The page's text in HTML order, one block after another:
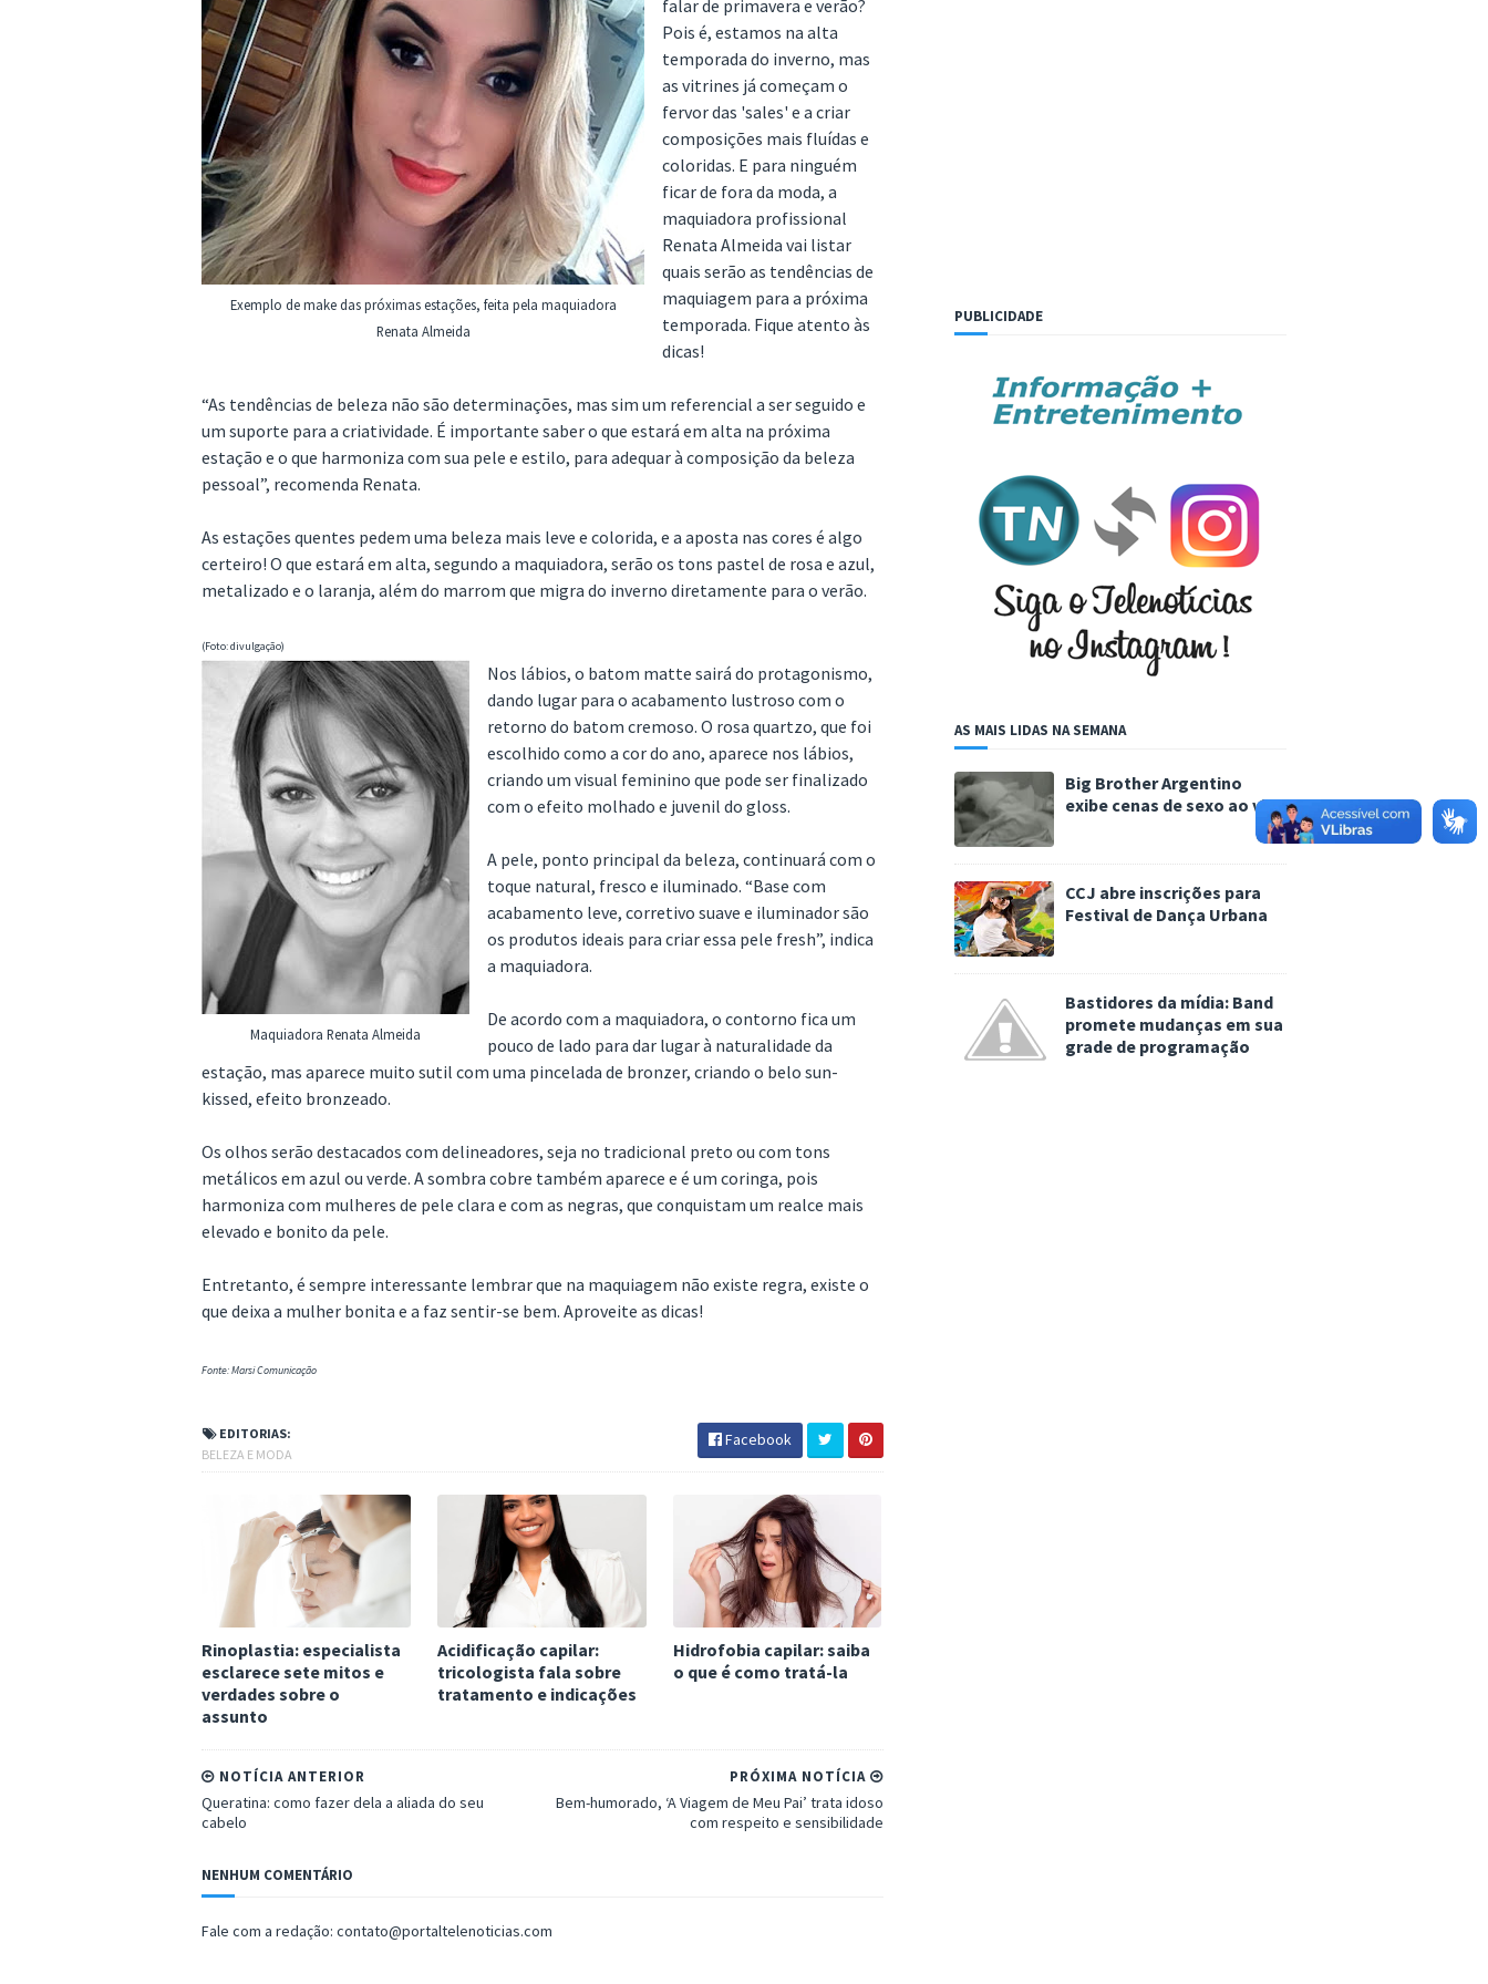
Exemplo de make das próximas estações, feita pela maquiadora
Renata Almeida
falar de primavera e verão?
Pois é, estamos na alta
temporada do inverno, mas
as vitrines já começam o
fervor das 'sales' e a criar
composições mais fluídas e
coloridas. E para ninguém
ficar de fora da moda, a
maquiadora profissional
Renata Almeida vai listar
quais serão as tendências de
maquiagem para a próxima
temporada. Fique atento às
dicas!
“As tendências de beleza não são determinações, mas sim um referencial a ser seguido e
um suporte para a criatividade. É importante saber o que estará em alta na próxima
estação e o que harmoniza com sua pele e estilo, para adequar à composição da beleza
pessoal”, recomenda Renata.
As estações quentes pedem uma beleza mais leve e colorida, e a aposta nas cores é algo
certeiro! O que estará em alta, segundo a maquiadora, serão os tons pastel de rosa e azul,
metalizado e o laranja, além do marrom que migra do inverno diretamente para o verão.
(Foto: divulgação)
Maquiadora Renata Almeida
Nos lábios, o batom matte sairá do protagonismo,
dando lugar para o acabamento lustroso com o
retorno do batom cremoso. O rosa quartzo, que foi
escolhido como a cor do ano, aparece nos lábios,
criando um visual feminino que pode ser finalizado
com o efeito molhado e juvenil do gloss.
A pele, ponto principal da beleza, continuará com o
toque natural, fresco e iluminado. “Base com
acabamento leve, corretivo suave e iluminador são
os produtos ideais para criar essa pele fresh”, indica
a maquiadora.
De acordo com a maquiadora, o contorno fica um
pouco de lado para dar lugar à naturalidade da
estação, mas aparece muito sutil com uma pincelada de bronzer, criando o belo sun-
kissed, efeito bronzeado.
Os olhos serão destacados com delineadores, seja no tradicional preto ou com tons
metálicos em azul ou verde. A sombra cobre também aparece e é um coringa, pois
harmoniza com mulheres de pele clara e com as negras, que conquistam um realce mais
elevado e bonito da pele.
Entretanto, é sempre interessante lembrar que na maquiagem não existe regra, existe o
que deixa a mulher bonita e a faz sentir-se bem. Aproveite as dicas!
Fonte: Marsi Comunicação
EDITORIAS:
BELEZA E MODA
Facebook
Rinoplastia: especialista
esclarece sete mitos e
verdades sobre o
assunto
Acidificação capilar:
tricologista fala sobre
tratamento e indicações
Hidrofobia capilar: saiba
o que é como tratá-la
PRÓXIMA NOTÍCIA
Bem-humorado, ‘A Viagem de Meu Pai’ trata idoso
com respeito e sensibilidade
NOTÍCIA ANTERIOR
Queratina: como fazer dela a aliada do seu
cabelo
NENHUM COMENTÁRIO
Fale com a redação: contato@portaltelenoticias.com
PUBLICIDADE
AS MAIS LIDAS NA SEMANA
Big Brother Argentino
exibe cenas de sexo ao vivo
CCJ abre inscrições para
Festival de Dança Urbana
Bastidores da mídia: Band
promete mudanças em sua
grade de programação